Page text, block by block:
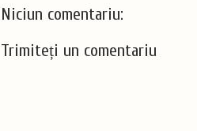
Niciun comentariu:
Trimiteți un comentariu